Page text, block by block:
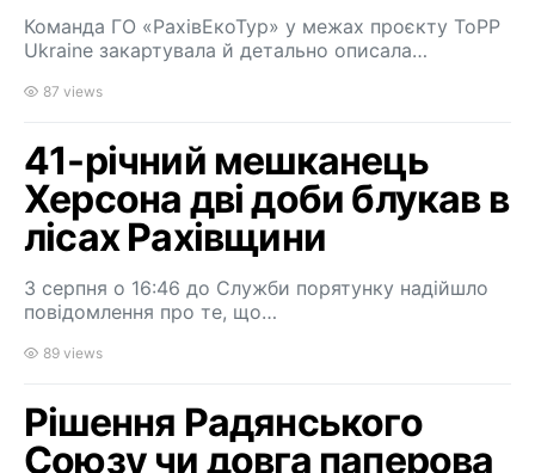
Команда ГО «РахівЕкоТур» у межах проєкту ToPP
Ukraine закартувала й детально описала…
87 views
41-річний мешканець
Херсона дві доби блукав в
лісах Рахівщини
3 серпня о 16:46 до Служби порятунку надійшло
повідомлення про те, що…
89 views
Рішення Радянського
Союзу чи довга паперова